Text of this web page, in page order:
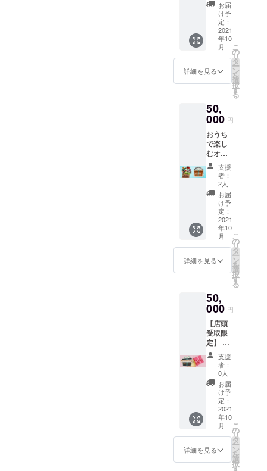
め合わ
せセッ
ト(例え
ば、
クッ
キー5枚
その他
イン
ケット
で販売
してい
る商品
より1点
～3点ほ
ど組み
合わせ
てお届
けいた
しま
す。
https://i
nyoum
arket.c
取期間
2021年
日〜
2021年
10月31
日
（2021
年11月1
日以降
の受取
はでき
ません
ので、
ご注意
くださ
い）
arket.c
om/cat
egory/-/
375-1 -
むぎが
nyoum
arket.c
910-3 -
除菌ス
プレー
https://i
nyoum
arket.c
om/cat
egory/s
elect/78
2-1GD
※写真は
イメー
ジです
（写真
が入る
とは限
■郵送で
のお届
けとな
りま
す。
いただ
きま
す。ク
ラウド
ファン
ディン
グ終了
後に、
送りさ
せてい
ま
す。）
３． プ
ロ
フェッ
ショナ
ルな五
行診断
士が、
診断表
を拝見
し、あ
状態を
チェッ
４．プ
ロ
フェッ
ショナ
ルな調
香師が
あなた
だけの
香りを
丁寧に
お作り
しま
す。２
週間ほ
さい。
５．世
YOUオ
リジナ
ル】血
糖値を
上げな
いパー
フェク
ト｜世
界初！
全ての
原材料
が無農
薬・無
添加・
シュ
ガーフ
リー・
非加
熱。 <
商品の
詳細は
こちら>
https://i
nyoum
375-1 ■
郵送で
けとな
りま
す。
お届
け予
定：
2021
年10
月
詳細を見る
こ
の
リ
タ
ー
ン
を
選
択
す
る
50,
000 円
おうち
で楽し
むオー
ガニッ
クセッ
で楽し
めるIN
YOU
MARKE
Tが厳選
した商
品を詰
め合わ
せいた
ンユー
マー
ケット
で実際
に購入
する
と、5万
円以上
のもの
をお届
け！
https://i
nyoum
arket.c
om/
【内
容】 ■
支援
者：
2人
お届
け予
定：
2021
年10
月
詳細を見る
こ
の
リ
タ
ー
ン
を
選
択
す
る
50,
000 円
【店頭
受取限
定】 開
店祝い
ギフト
ボック
ス イン
ユーが
厳選し
たオー
ガニッ
クアイ
テムを
詰め合
わせた
支援
者：
0人
お届
け予
定：
2021
年10
月
詳細を見る
こ
の
リ
タ
ー
ン
を
選
択
す